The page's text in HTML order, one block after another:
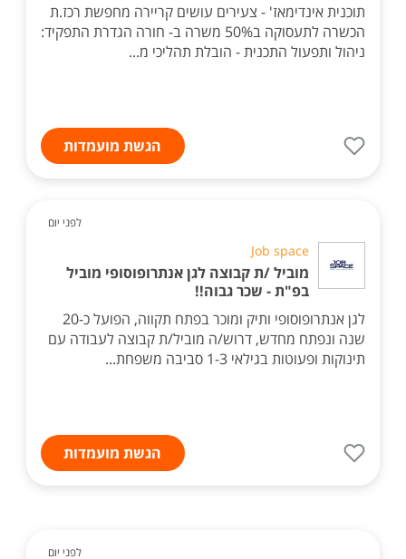
תוכנית אינדימאז' - צעירים עושים קריירה מחפשת רכז.ת
הכשרה לתעסוקה ב50% משרה ב- חורה הגדרת התפקיד:
ניהול ותפעול התכנית - הובלת תהליכי מ...
הגשת מועמדות
לפני יום
Job space
מוביל /ת קבוצה לגן אנתרופוסופי מוביל
בפ"ת - שכר גבוה!!
לגן אנתרופוסופי ותיק ומוכר בפתח תקווה, הפועל כ-20
שנה ונפתח מחדש, דרוש/ה מוביל/ת קבוצה לעבודה עם
תינוקות ופעוטות בגילאי 1-3 סביבה משפחת...
הגשת מועמדות
לפני יום